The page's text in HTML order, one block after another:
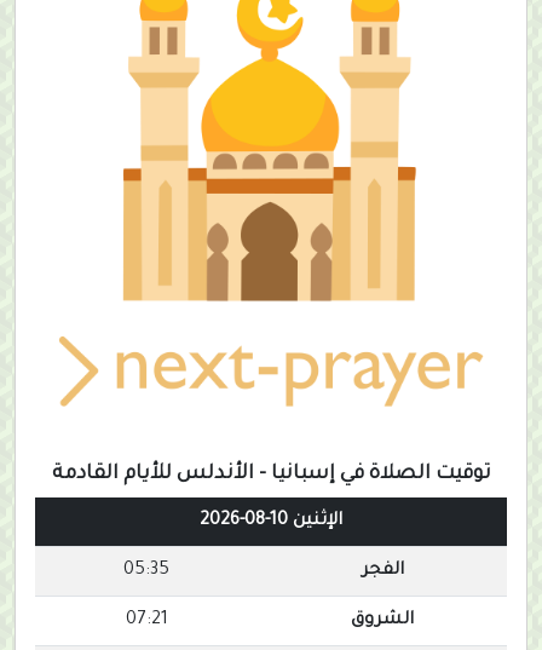
توقيت الصلاة في إسبانيا - الأندلس للأيام القادمة
الإثنين 10-08-2026
الفجر 05:35
الشروق 07:21